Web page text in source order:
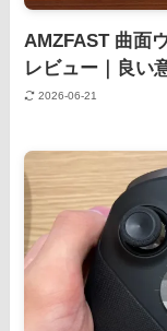
AMZFAST 曲面
レビュー｜良い
2026-06-21